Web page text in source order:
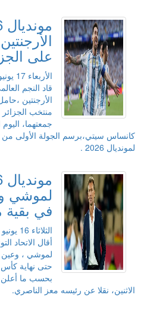
على
الأربعاء 17 يونيو 2026 - 11:33
قاد النجم
الأرجنتين
منتخب الجزائر
جمعتهما،
كانساس سيتي،برسم الجولة الأولى
لمونديال 2026 .
لموشي
في بقية
الثلاثاء 16 يونيو 2026 - 13:12
أقال الاتحاد
لموشي ، وعين
حتى نهاية كأس
بحسب ما أعلن
الاثنين، نقلا عن رئيسه معز الناصري.